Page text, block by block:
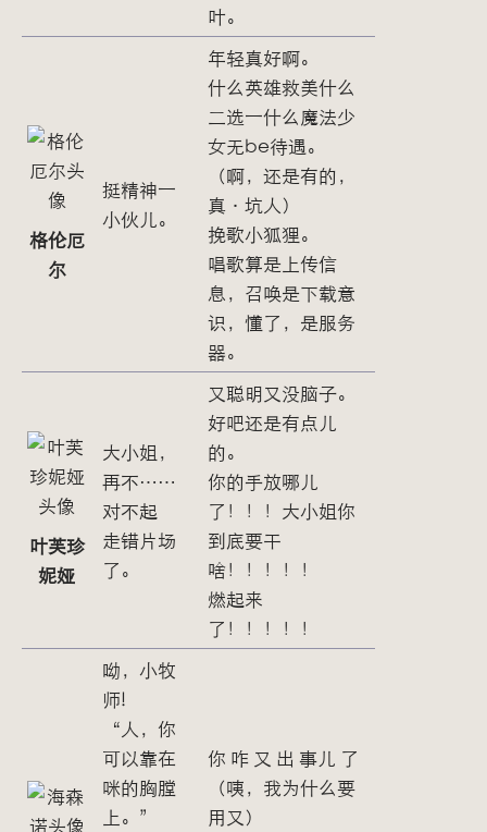
叶。
格伦厄
尔
挺精神一
小伙儿。
年轻真好啊。
什么英雄救美什么
二选一什么魔法少
女无be待遇。
（啊，还是有的，
真·坑人）
挽歌小狐狸。
唱歌算是上传信
息，召唤是下载意
识，懂了，是服务
器。
叶芙珍
妮娅
大小姐，
再不……
对不起
走错片场
了。
又聪明又没脑子。
好吧还是有点儿
的。
你的手放哪儿
了！！！大小姐你
到底要干
啥！！！！！
燃起来
了！！！！！
呦，小牧
师!
“人，你
可以靠在
咪的胸膛
上。”
你 咋 又 出 事儿 了
（咦，我为什么要
用又）